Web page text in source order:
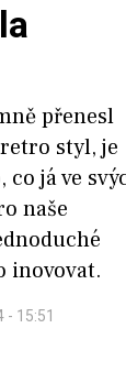
přenesl
styl, je
já ve
naše
inovovat.
- 15:51